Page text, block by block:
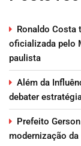
Ronaldo Costa
oficializada pelo
paulista
Além da
debater
Prefeito
modernização